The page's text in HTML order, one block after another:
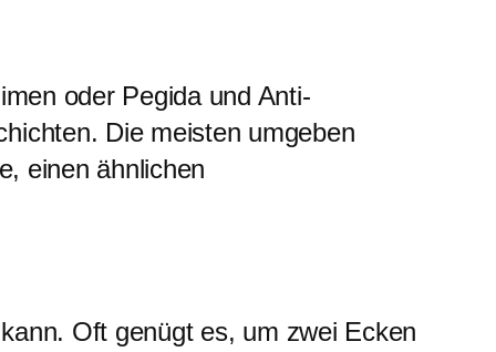
oder Pegida und Anti-
Die meisten umgeben
einen ähnlichen
Oft genügt es, um zwei Ecken